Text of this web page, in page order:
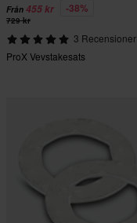
Från 455 kr -38%
729 kr
3 Recensioner
ProX Vevstakesats